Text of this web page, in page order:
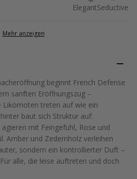
ElegantSeductive
Mehr anzeigen
beginnt French Defense
sanften Eröffnungszug –
Likörnoten treten auf wie ein
baut sich Struktur auf:
mit Feingefühl, Rose und
Amber und Zedernholz verleihen
sondern ein kontrollierter Duft –
alle, die leise auftreten und doch